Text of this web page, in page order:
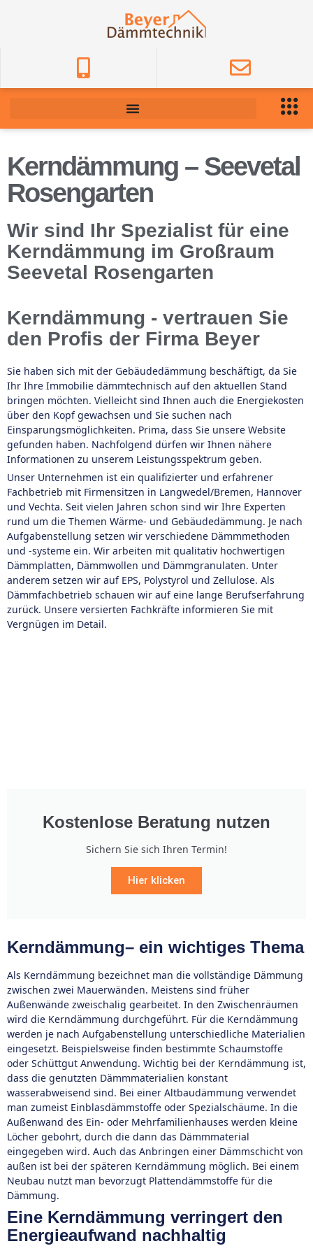
Kerndämmung – Seevetal
Rosengarten
Wir sind Ihr Spezialist für eine
Kerndämmung im Großraum
Seevetal Rosengarten
Kerndämmung - vertrauen Sie
den Profis der Firma Beyer
Sie haben sich mit der Gebäudedämmung beschäftigt, da Sie
Ihr Ihre Immobilie dämmtechnisch auf den aktuellen Stand
bringen möchten. Vielleicht sind Ihnen auch die Energiekosten
über den Kopf gewachsen und Sie suchen nach
Einsparungsmöglichkeiten. Prima, dass Sie unsere Website
gefunden haben. Nachfolgend dürfen wir Ihnen nähere
Informationen zu unserem Leistungsspektrum geben.
Unser Unternehmen ist ein qualifizierter und erfahrener
Fachbetrieb mit Firmensitzen in Langwedel/Bremen, Hannover
und Vechta. Seit vielen Jahren schon sind wir Ihre Experten
rund um die Themen Wärme- und Gebäudedämmung. Je nach
Aufgabenstellung setzen wir verschiedene Dämmmethoden
und -systeme ein. Wir arbeiten mit qualitativ hochwertigen
Dämmplatten, Dämmwollen und Dämmgranulaten. Unter
anderem setzen wir auf EPS, Polystyrol und Zellulose. Als
Dämmfachbetrieb schauen wir auf eine lange Berufserfahrung
zurück. Unsere versierten Fachkräfte informieren Sie mit
Vergnügen im Detail.
Kostenlose Beratung nutzen
Sichern Sie sich Ihren Termin!
Hier klicken
Kerndämmung– ein wichtiges Thema
Als Kerndämmung bezeichnet man die vollständige Dämmung
zwischen zwei Mauerwänden. Meistens sind früher
Außenwände zweischalig gearbeitet. In den Zwischenräumen
wird die Kerndämmung durchgeführt. Für die Kerndämmung
werden je nach Aufgabenstellung unterschiedliche Materialien
eingesetzt. Beispielsweise finden bestimmte Schaumstoffe
oder Schüttgut Anwendung. Wichtig bei der Kerndämmung ist,
dass die genutzten Dämmmaterialien konstant
wasserabweisend sind. Bei einer Altbaudämmung verwendet
man zumeist Einblasdämmstoffe oder Spezialschäume. In die
Außenwand des Ein- oder Mehrfamilienhauses werden kleine
Löcher gebohrt, durch die dann das Dämmmaterial
eingegeben wird. Auch das Anbringen einer Dämmschicht von
außen ist bei der späteren Kerndämmung möglich. Bei einem
Neubau nutzt man bevorzugt Plattendämmstoffe für die
Dämmung.
Eine Kerndämmung verringert den
Energieaufwand nachhaltig